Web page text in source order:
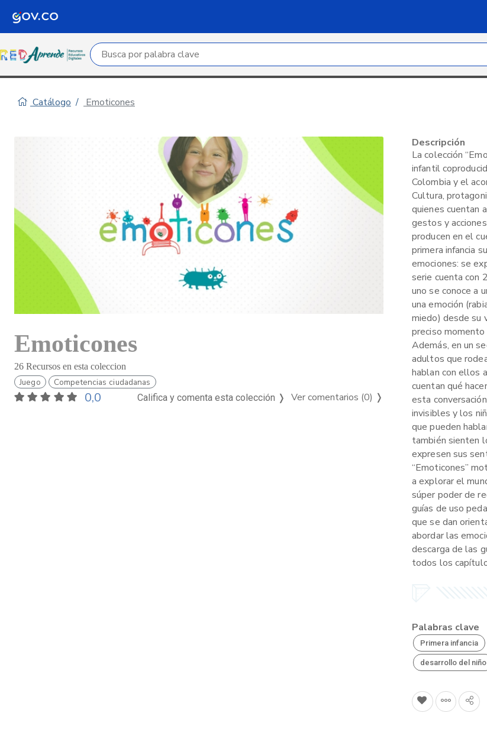
Campo de búsqueda por palabra clave
Catálogo Emoticones
Emoticones
26 Recursos en esta coleccion
Juego Competencias ciudadanas
0,0 Califica y comenta esta colección ❭ Ver comentarios (0) ❭
Descripción
La colección
infantil
Colombia y el
Cultura,
quienes cuentan
gestos y
producen en el
primera infancia
emociones: se
serie cuenta con
uno se conoce a
una emoción
miedo) desde su
preciso momento
Además, en un
adultos que
hablan con ellos
cuentan qué
esta
invisibles y los
que pueden
también sienten
expresen sus
“Emoticones”
a explorar el
súper poder de
guías de uso
que se dan
abordar las
descarga de las
todos los
Palabras clave
Primera infancia
desarrollo del niño